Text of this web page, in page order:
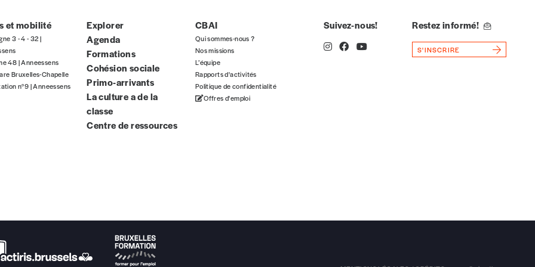
papier ou numérique.
BE34 0010 7305 2190avec en communication le numéro de la commande renseigné dans le mail de confirmation et
moment, même après avoir reçu plusieurs numéros. Ce paiement n’est pas indispensable. Il marque votre volonté de
et mobilité
3 - 4 - 32 |
48 | Anneessens
Bruxelles-Chapelle
n°9 | Anneessens
Explorer
Agenda
Formations
Cohésion sociale
Primo-arrivants
La culture a de la
classe
Centre de ressources
CBAI
Qui sommes-nous ?
Nos missions
L’équipe
Rapports d'activités
Politique de confidentialité
Offres d'emploi
Suivez-nous! Restez informé!
S'INSCRIRE